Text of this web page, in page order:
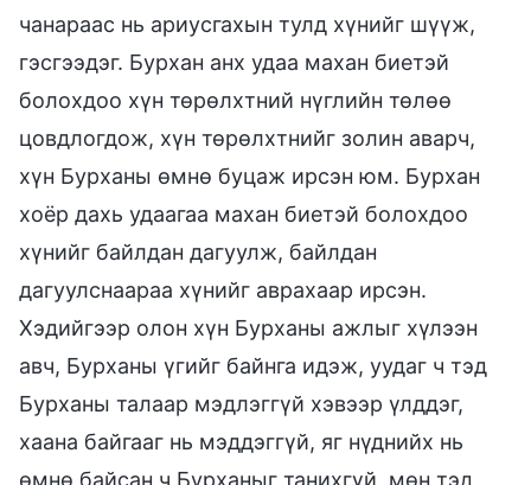
чанараас нь ариусгахын тулд хүнийг шүүж,
гэсгээдэг. Бурхан анх удаа махан биетэй
болохдоо хүн төрөлхтний нүглийн төлөө
цовдлогдож, хүн төрөлхтнийг золин аварч,
хүн Бурханы өмнө буцаж ирсэн юм. Бурхан
хоёр дахь удаагаа махан биетэй болохдоо
хүнийг байлдан дагуулж, байлдан
дагуулснаараа хүнийг аврахаар ирсэн.
Хэдийгээр олон хүн Бурханы ажлыг хүлээн
авч, Бурханы үгийг байнга идэж, уудаг ч тэд
Бурханы талаар мэдлэггүй хэвээр үлддэг,
хаана байгааг нь мэддэггүй, яг нүднийх нь
өмнө байсан ч Бурханыг танихгүй, мөн тэд